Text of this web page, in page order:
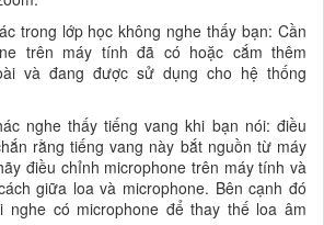
trong lớp học không nghe thấy bạn: Cần
trên máy tính đã có hoặc cắm thêm
và đang được sử dụng cho hệ thống
nghe thấy tiếng vang khi bạn nói: điều
rằng tiếng vang này bắt nguồn từ máy
điều chỉnh microphone trên máy tính và
giữa loa và microphone. Bên cạnh đó
nghe có microphone để thay thế loa âm